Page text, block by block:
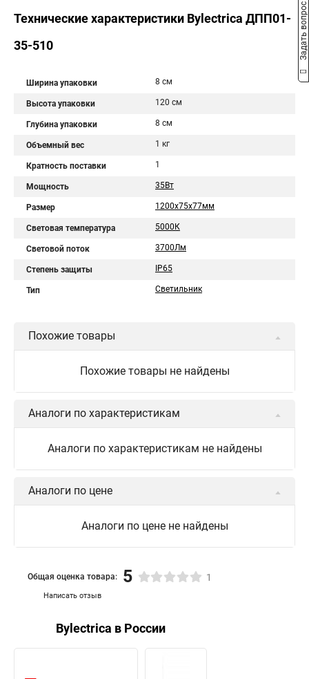
Технические характеристики Bylectrica ДПП01-
35-510
Ширина упаковки 8 см
Высота упаковки 120 см
Глубина упаковки 8 см
Объемный вес 1 кг
Кратность поставки 1
Мощность 35Вт
Размер 1200х75х77мм
Световая температура 5000К
Световой поток 3700Лм
Степень защиты IP65
Тип Светильник
Похожие товары
Похожие товары не найдены
Аналоги по характеристикам
Аналоги по характеристикам не найдены
Аналоги по цене
Аналоги по цене не найдены
Написать отзыв
Общая оценка товара: 5 1
Bylectrica в России
Задать вопрос